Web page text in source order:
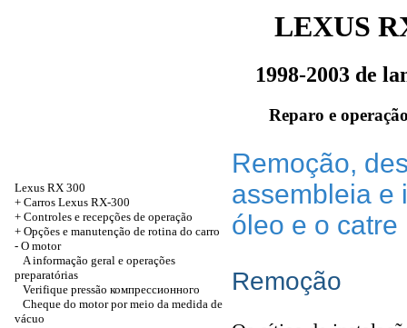
LEXUS
1998-2003 de
Reparo e
Lexus RX 300
+ Carros Lexus RX-300
+ Controles e recepções de operação
+ Opções e manutenção de rotina do carro
- O motor
A informação geral e operações
preparatórias
Verifique pressão компрессионного
Cheque do motor por meio da medida de
vácuo
Remoção,
assembleia e
óleo e o catre
Remoção